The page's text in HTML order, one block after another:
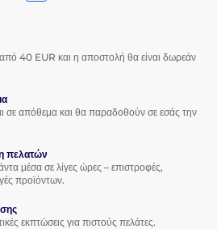
40 EUR και η αποστολή θα είναι δωρεάν
σε απόθεμα και θα παραδοθούν σε εσάς την
πελατών
μέσα σε λίγες ώρες – επιστροφές,
προϊόντων.
εκπτώσεις για πιστούς πελάτες.